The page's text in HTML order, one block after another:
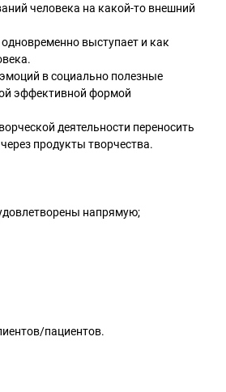
человека на какой-то внешний
выступает и как
в социально полезные
эффективной формой
деятельности переносить
продукты творчества.
напрямую;
пациентов.